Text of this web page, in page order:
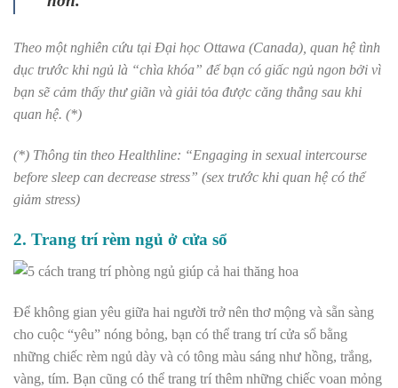
Theo một nghiên cứu tại Đại học Ottawa (Canada), quan hệ tình
dục trước khi ngủ là “chìa khóa” để bạn có giấc ngủ ngon bởi vì
bạn sẽ cảm thấy thư giãn và giải tỏa được căng thẳng sau khi
quan hệ. (*)
(*) Thông tin theo Healthline: “Engaging in sexual intercourse
before sleep can decrease stress” (sex trước khi quan hệ có thể
giảm stress)
2. Trang trí rèm ngủ ở cửa sổ
Để không gian yêu giữa hai người trở nên thơ mộng và sẵn sàng
cho cuộc “yêu” nóng bỏng, bạn có thể trang trí cửa sổ bằng
những chiếc rèm ngủ dày và có tông màu sáng như hồng, trắng,
vàng, tím. Bạn cũng có thể trang trí thêm những chiếc voan mỏng